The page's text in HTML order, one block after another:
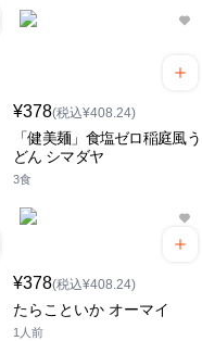
¥378(税込¥408.24)
「健美麺」食塩ゼロ稲庭風う
どん シマダヤ
3食
¥378(税込¥408.24)
たらこといか オーマイ
1人前